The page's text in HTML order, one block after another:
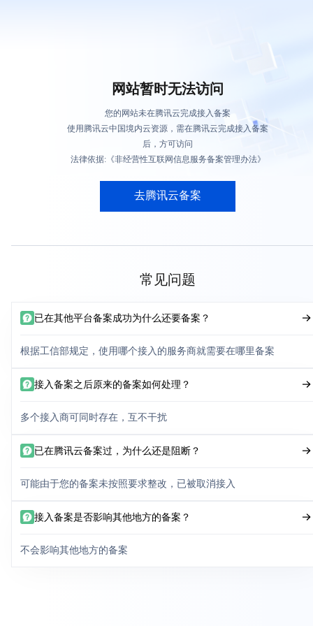
网站暂时无法访问
您的网站未在腾讯云完成接入备案
使用腾讯云中国境内云资源，需在腾讯云完成接入备案
后，方可访问
法律依据:《非经营性互联网信息服务备案管理办法》
去腾讯云备案
常见问题
已在其他平台备案成功为什么还要备案？
根据工信部规定，使用哪个接入的服务商就需要在哪里备案
接入备案之后原来的备案如何处理？
多个接入商可同时存在，互不干扰
已在腾讯云备案过，为什么还是阻断？
可能由于您的备案未按照要求整改，已被取消接入
接入备案是否影响其他地方的备案？
不会影响其他地方的备案